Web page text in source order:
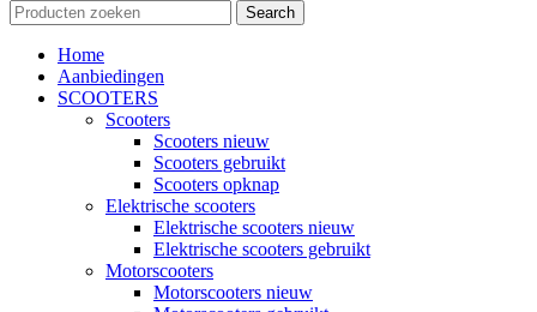
Search
Home
Aanbiedingen
SCOOTERS
Scooters
Scooters nieuw
Scooters gebruikt
Scooters opknap
Elektrische scooters
Elektrische scooters nieuw
Elektrische scooters gebruikt
Motorscooters
Motorscooters nieuw